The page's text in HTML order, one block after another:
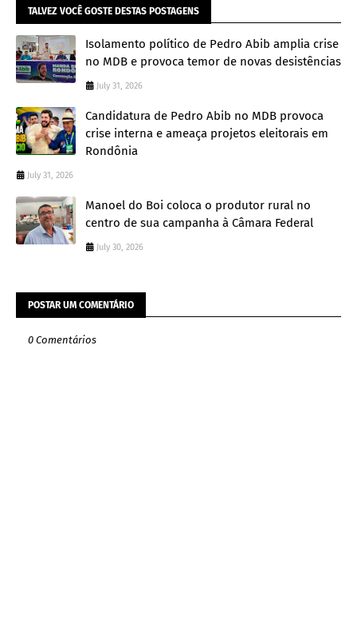
TALVEZ VOCÊ GOSTE DESTAS POSTAGENS
Isolamento político de Pedro Abib amplia crise
no MDB e provoca temor de novas desistências
July 31, 2026
Candidatura de Pedro Abib no MDB provoca
crise interna e ameaça projetos eleitorais em
Rondônia
July 31, 2026
Manoel do Boi coloca o produtor rural no
centro de sua campanha à Câmara Federal
July 30, 2026
POSTAR UM COMENTÁRIO
0 Comentários